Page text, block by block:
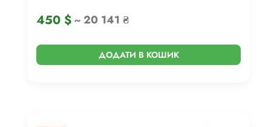
450 $~ 20 141 ₴
ДОДАТИ В КОШИК